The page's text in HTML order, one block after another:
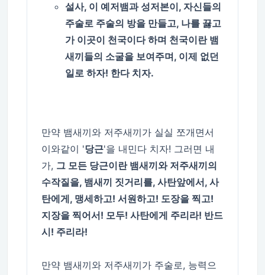
설사, 이 예저뱀과 성저본이, 자신들의
주술로 주술의 방을 만들고, 나를 끓고
가 이곳이 천국이다 하며 천국이란 뱀
새끼들의 소굴을 보여주며, 이제 없던
일로 하자! 한다 치자.
만약 뱀새끼와 저주새끼가 실실 쪼개면서
이와같이 '당근'을 내민다 치자! 그러면 내
가, 그 모든 당근이란 뱀새끼와 저주새끼의
수작질을, 뱀새끼 짓거리를, 사탄앞에서, 사
탄에게, 맹세하고! 서원하고! 도장을 찍고!
지장을 찍어서! 모두! 사탄에게 주리라! 반드
시! 주리라!
만약 뱀새끼와 저주새끼가 주술로, 능력으